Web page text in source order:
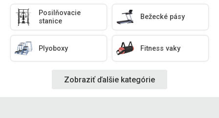
Posilňovacie
stanice
Bežecké pásy
Plyoboxy Fitness vaky
Zobraziť ďalšie kategórie